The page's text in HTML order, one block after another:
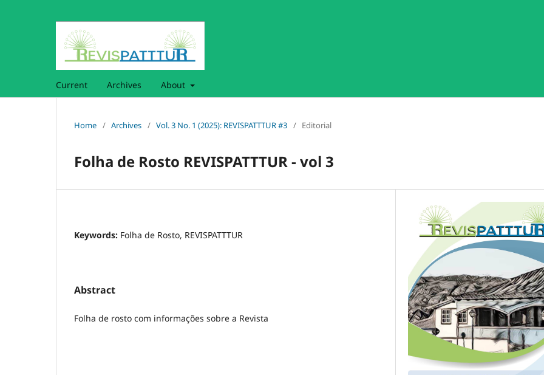
Current Archives About
Home / Archives / Vol. 3 No. 1 (2025): REVISPATTTUR #3 / Editorial
Folha de Rosto REVISPATTTUR - vol 3
Keywords: Folha de Rosto, REVISPATTTUR
Abstract
Folha de rosto com informações sobre a Revista